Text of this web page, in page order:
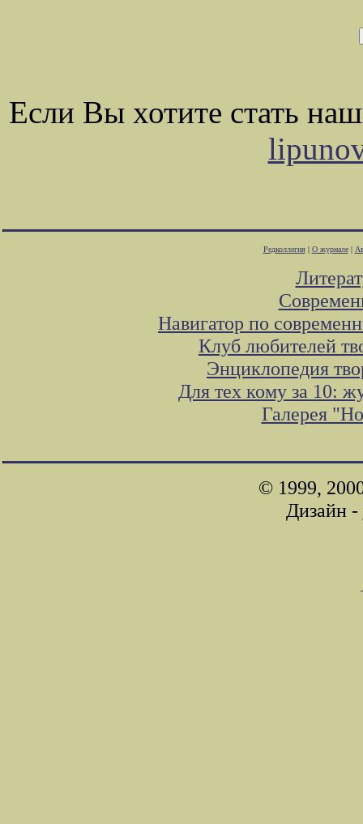
Если Вы хотите стать
Редколлегия| О журнале|
Навигатор по
Клуб любителей
Энциклопедия
Для тех кому за 10:
Галерея
© 1999,
Дизайн -